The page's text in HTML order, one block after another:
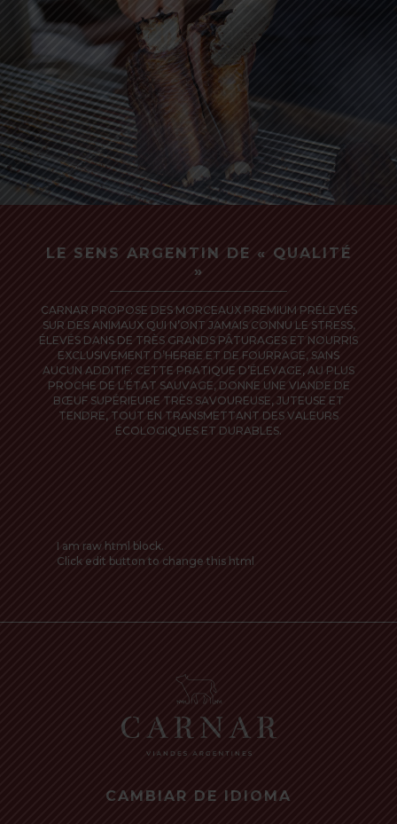
LE SENS ARGENTIN DE « QUALITÉ
»
CARNAR PROPOSE DES MORCEAUX PREMIUM PRÉLEVÉS
SUR DES ANIMAUX QUI N’ONT JAMAIS CONNU LE STRESS,
ÉLEVÉS DANS DE TRÈS GRANDS PÂTURAGES ET NOURRIS
EXCLUSIVEMENT D’HERBE ET DE FOURRAGE, SANS
AUCUN ADDITIF. CETTE PRATIQUE D’ÉLEVAGE, AU PLUS
PROCHE DE L’ÉTAT SAUVAGE, DONNE UNE VIANDE DE
BŒUF SUPÉRIEURE TRÈS SAVOUREUSE, JUTEUSE ET
TENDRE, TOUT EN TRANSMETTANT DES VALEURS
ÉCOLOGIQUES ET DURABLES.
I am raw html block.
Click edit button to change this html
CAMBIAR DE IDIOMA